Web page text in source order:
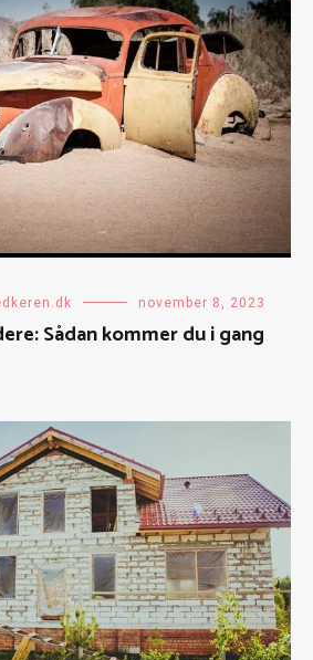
november 8, 2023
Sådan kommer du i gang